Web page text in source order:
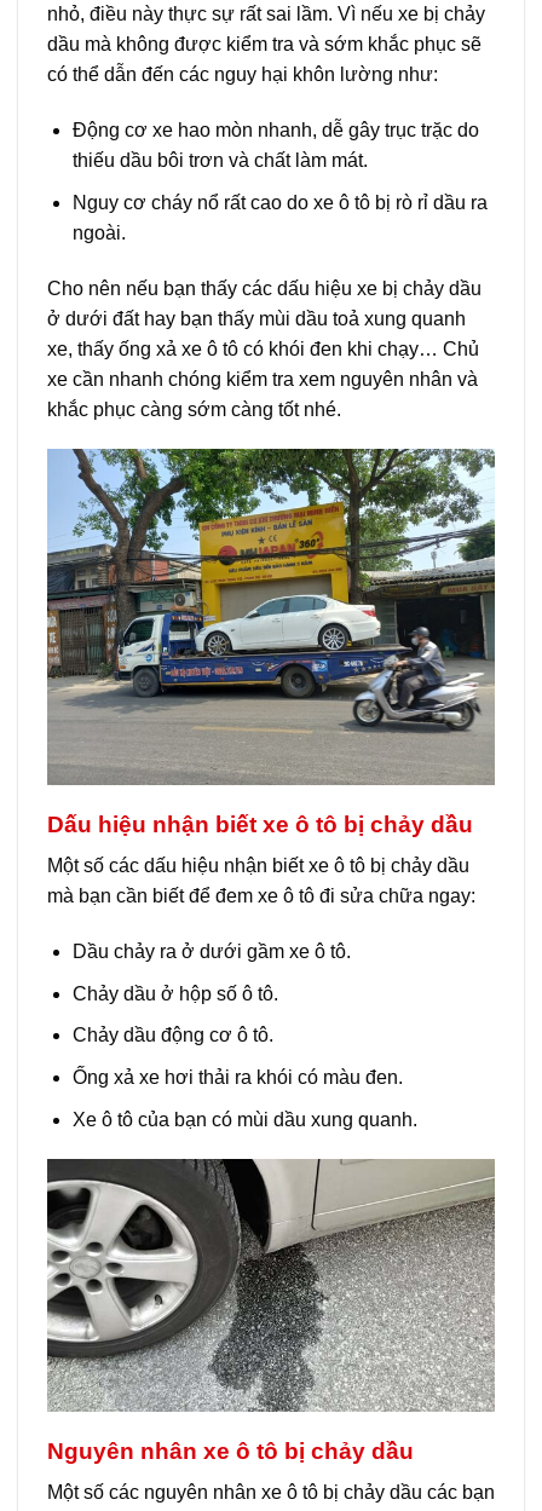
nhỏ, điều này thực sự rất sai lầm. Vì nếu xe bị chảy
dầu mà không được kiểm tra và sớm khắc phục sẽ
có thể dẫn đến các nguy hại khôn lường như:
Động cơ xe hao mòn nhanh, dễ gây trục trặc do
thiếu dầu bôi trơn và chất làm mát.
Nguy cơ cháy nổ rất cao do xe ô tô bị rò rỉ dầu ra
ngoài.
Cho nên nếu bạn thấy các dấu hiệu xe bị chảy dầu
ở dưới đất hay bạn thấy mùi dầu toả xung quanh
xe, thấy ống xả xe ô tô có khói đen khi chạy… Chủ
xe cần nhanh chóng kiểm tra xem nguyên nhân và
khắc phục càng sớm càng tốt nhé.
Dấu hiệu nhận biết xe ô tô bị chảy dầu
Một số các dấu hiệu nhận biết xe ô tô bị chảy dầu
mà bạn cần biết để đem xe ô tô đi sửa chữa ngay:
Dầu chảy ra ở dưới gầm xe ô tô.
Chảy dầu ở hộp số ô tô.
Chảy dầu động cơ ô tô.
Ống xả xe hơi thải ra khói có màu đen.
Xe ô tô của bạn có mùi dầu xung quanh.
Nguyên nhân xe ô tô bị chảy dầu
Một số các nguyên nhân xe ô tô bị chảy dầu các bạn